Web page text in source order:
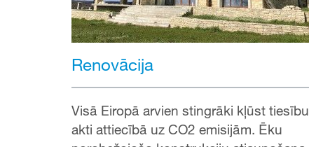
Renovācija
Visā Eiropā arvien stingrāki kļūst tiesību
akti attiecībā uz CO2 emisijām. Ēku